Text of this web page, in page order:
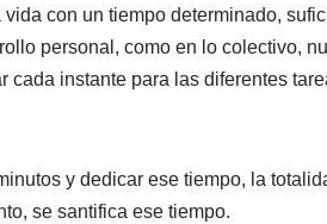
con un tiempo determinado,
personal, como en lo colectivo,
instante para las diferentes
y dedicar ese tiempo, la
se santifica ese tiempo.